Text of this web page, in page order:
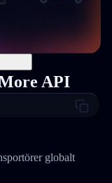
API
globalt